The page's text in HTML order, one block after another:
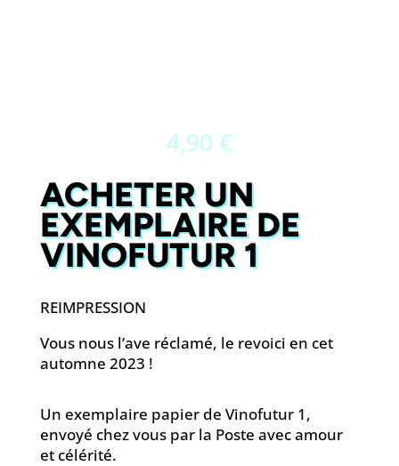
4,90 €
ACHETER UN
EXEMPLAIRE DE
VINOFUTUR 1
REIMPRESSION
Vous nous l’ave réclamé, le revoici en cet
automne 2023 !
Un exemplaire papier de Vinofutur 1,
envoyé chez vous par la Poste avec amour
et célérité.